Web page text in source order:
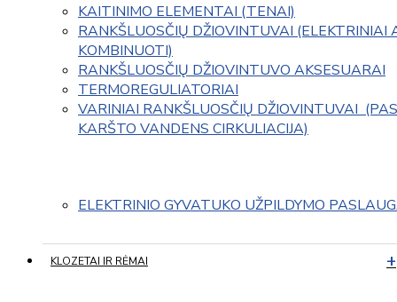
KAITINIMO ELEMENTAI (TENAI)
RANKŠLUOSČIŲ DŽIOVINTUVAI (ELEKTRINIAI
KOMBINUOTI)
RANKŠLUOSČIŲ DŽIOVINTUVO AKSESUARAI
TERMOREGULIATORIAI
VARINIAI RANKŠLUOSČIŲ DŽIOVINTUVAI
KARŠTO VANDENS CIRKULIACIJA)
ELEKTRINIO GYVATUKO UŽPILDYMO
KLOZETAI IR RĖMAI